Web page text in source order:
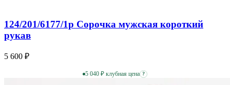
124/201/6177/1p Сорочка мужская короткий
рукав
5 600 ₽
5 040 ₽ клубная цена ?